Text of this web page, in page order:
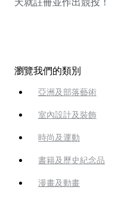
天就註冊並作出競投！
瀏覽我們的類別
亞洲及部落藝術
室內設計及裝飾
時尚及運動
書籍及歷史紀念品
漫畫及動畫